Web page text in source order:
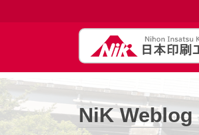
NiK Weblog